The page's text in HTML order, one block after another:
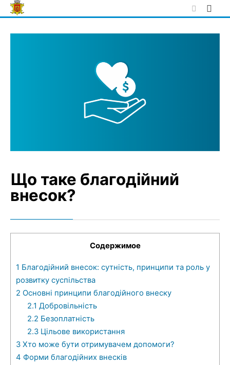
Skip
to
Що таке благодійний
внесок?
Содержимое
1 Благодійний внесок: сутність, принципи та роль у
розвитку суспільства
2 Основні принципи благодійного внеску
2.1 Добровільність
2.2 Безоплатність
2.3 Цільове використання
3 Хто може бути отримувачем допомоги?
4 Форми благодійних внесків